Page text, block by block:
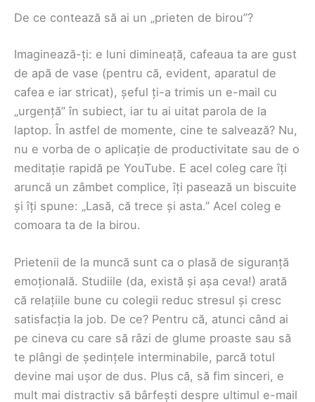
De ce contează să ai un „prieten de birou”?
Imaginează-ți: e luni dimineață, cafeaua ta are gust
de apă de vase (pentru că, evident, aparatul de
cafea e iar stricat), șeful ți-a trimis un e-mail cu
„urgență” în subiect, iar tu ai uitat parola de la
laptop. În astfel de momente, cine te salvează? Nu,
nu e vorba de o aplicație de productivitate sau de o
meditație rapidă pe YouTube. E acel coleg care îți
aruncă un zâmbet complice, îți pasează un biscuite
și îți spune: „Lasă, că trece și asta.” Acel coleg e
comoara ta de la birou.
Prietenii de la muncă sunt ca o plasă de siguranță
emoțională. Studiile (da, există și așa ceva!) arată
că relațiile bune cu colegii reduc stresul și cresc
satisfacția la job. De ce? Pentru că, atunci când ai
pe cineva cu care să râzi de glume proaste sau să
te plângi de ședințele interminabile, parcă totul
devine mai ușor de dus. Plus că, să fim sinceri, e
mult mai distractiv să bârfești despre ultimul e-mail